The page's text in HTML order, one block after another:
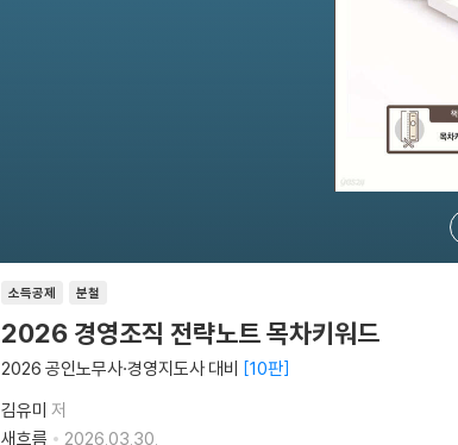
소득공제 분철
2026 경영조직 전략노트 목차키워드
2026 공인노무사·경영지도사 대비 10판
김유미 저
새흐름
2026.03.30.